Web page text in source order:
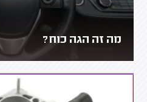
מה זה הגה כוח?